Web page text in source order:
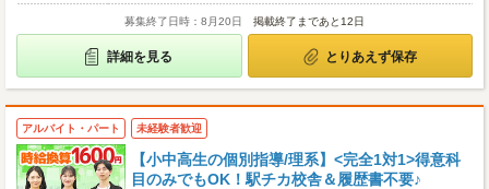
募集終了日時：8月20日 掲載終了まであと12日
詳細を見る とりあえず保存
アルバイト・パート 未経験者歓迎
【小中高生の個別指導/理系】<完全1対1>得意科
目のみでもOK！駅チカ校舎＆履歴書不要♪